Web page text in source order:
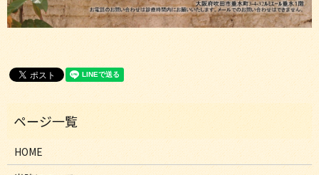
HOME